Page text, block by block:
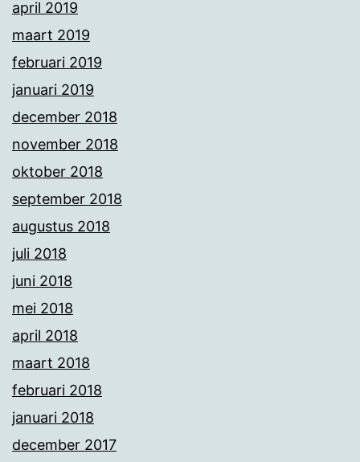
april 2019
maart 2019
februari 2019
januari 2019
december 2018
november 2018
oktober 2018
september 2018
augustus 2018
juli 2018
juni 2018
mei 2018
april 2018
maart 2018
februari 2018
januari 2018
december 2017